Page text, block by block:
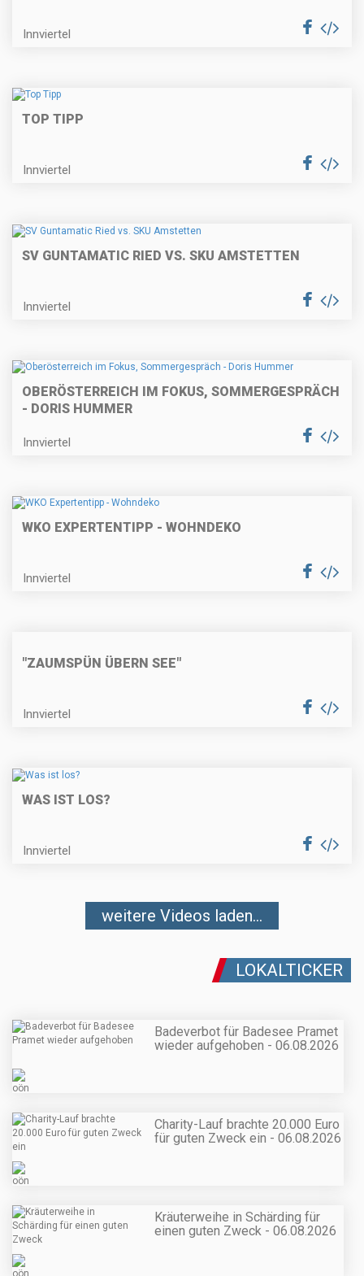
Innviertel
TOP TIPP
Innviertel
SV GUNTAMATIC RIED VS. SKU AMSTETTEN
Innviertel
OBERÖSTERREICH IM FOKUS, SOMMERGESPRÄCH
- DORIS HUMMER
Innviertel
WKO EXPERTENTIPP - WOHNDEKO
Innviertel
"ZAUMSPÜN ÜBERN SEE"
Innviertel
WAS IST LOS?
Innviertel
weitere Videos laden...
LOKALTICKER
Badeverbot für Badesee Pramet
wieder aufgehoben - 06.08.2026
Charity-Lauf brachte 20.000 Euro
für guten Zweck ein - 06.08.2026
Kräuterweihe in Schärding für
einen guten Zweck - 06.08.2026